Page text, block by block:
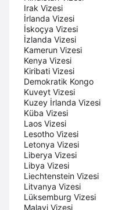
Irak Vizesi
İrlanda Vizesi
İskoçya Vizesi
İzlanda Vizesi
Kamerun Vizesi
Kenya Vizesi
Kiribati Vizesi
Demokratik Kongo
Kuveyt Vizesi
Kuzey İrlanda Vizesi
Küba Vizesi
Laos Vizesi
Lesotho Vizesi
Letonya Vizesi
Liberya Vizesi
Libya Vizesi
Liechtenstein Vizesi
Litvanya Vizesi
Lüksemburg Vizesi
Malavi Vizesi